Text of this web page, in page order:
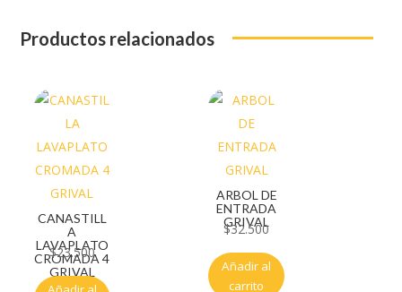
Productos relacionados
CANASTILL
A
LAVAPLATO
CROMADA 4
GRIVAL
$23.500
ARBOL DE
ENTRADA
GRIVAL
$32.500
Añadir al
carrito